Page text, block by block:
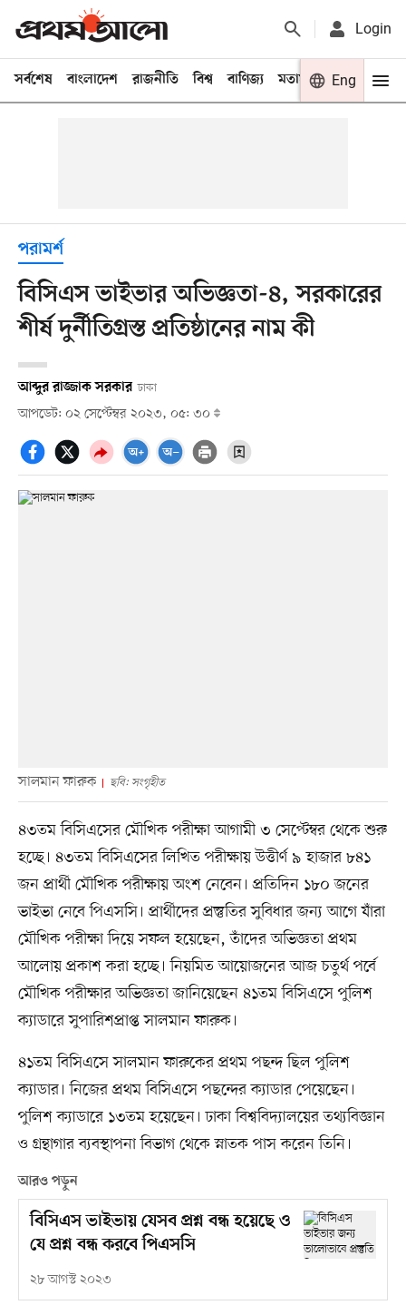
Login
সর্বশেষ বাংলাদেশ রাজনীতি বিশ্ব বাণিজ্য মতামত খেলা
Eng
পরামর্শ
বিসিএস ভাইভার অভিজ্ঞতা-৪, সরকারের
শীর্ষ দুর্নীতিগ্রস্ত প্রতিষ্ঠানের নাম কী
আব্দুর রাজ্জাক সরকার ঢাকা
আপডেট: ০২ সেপ্টেম্বর ২০২৩, ০৫: ৩০
সালমান ফারুক ছবি: সংগৃহীত
৪৩তম বিসিএসের মৌখিক পরীক্ষা আগামী ৩ সেপ্টেম্বর থেকে শুরু
হচ্ছে। ৪৩তম বিসিএসের লিখিত পরীক্ষায় উত্তীর্ণ ৯ হাজার ৮৪১
জন প্রার্থী মৌখিক পরীক্ষায় অংশ নেবেন। প্রতিদিন ১৮০ জনের
ভাইভা নেবে পিএসসি। প্রার্থীদের প্রস্তুতির সুবিধার জন্য আগে যাঁরা
মৌখিক পরীক্ষা দিয়ে সফল হয়েছেন, তাঁদের অভিজ্ঞতা প্রথম
আলোয় প্রকাশ করা হচ্ছে। নিয়মিত আয়োজনের আজ চতুর্থ পর্বে
মৌখিক পরীক্ষার অভিজ্ঞতা জানিয়েছেন ৪১তম বিসিএসে পুলিশ
ক্যাডারে সুপারিশপ্রাপ্ত সালমান ফারুক।
৪১তম বিসিএসে সালমান ফারুকের প্রথম পছন্দ ছিল পুলিশ
ক্যাডার। নিজের প্রথম বিসিএসে পছন্দের ক্যাডার পেয়েছেন।
পুলিশ ক্যাডারে ১৩তম হয়েছেন। ঢাকা বিশ্ববিদ্যালয়ের তথ্যবিজ্ঞান
ও গ্রন্থাগার ব্যবস্থাপনা বিভাগ থেকে স্নাতক পাস করেন তিনি।
আরও পড়ুন
বিসিএস ভাইভায় যেসব প্রশ্ন বন্ধ হয়েছে ও
যে প্রশ্ন বন্ধ করবে পিএসসি
২৮ আগস্ট ২০২৩